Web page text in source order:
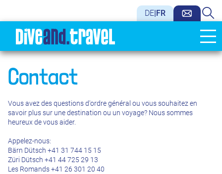
DE FR
Contact
Vous avez des questions d'ordre général ou vous souhaitez en
savoir plus sur une destination ou un voyage? Nous sommes
heureux de vous aider.
Appelez-nous:
Bärn Dütsch +41 31 744 15 15
Züri Dütsch +41 44 725 29 13
Les Romands +41 26 301 20 40